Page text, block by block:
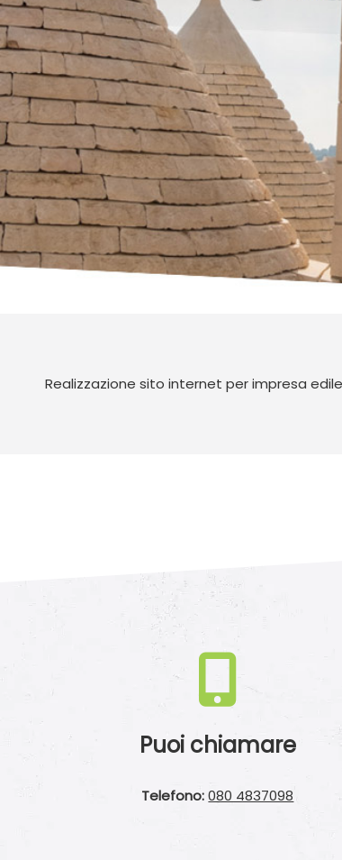
Realizzazione sito internet per impresa
Puoi chiamare
Telefono: 080 4837098